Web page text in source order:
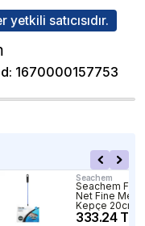
yetkili satıcısıdır.
: 1670000157753
Seachem
Seachem Fish
Net Fine Mesh
Kepçe 20cm
333.24 TL